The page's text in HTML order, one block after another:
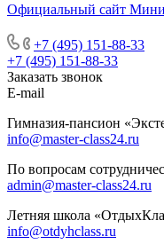
Официальный сайт
+7 (495) 151-88-33
+7 (495) 151-88-33
Заказать звонок
E-mail
Гимназия-пансион
info@master-class24.ru
По вопросам
admin@master-class24.ru
Летняя школа
info@otdyhclass.ru